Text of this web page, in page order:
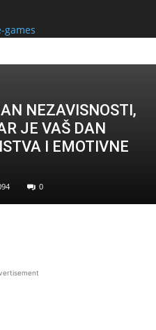
NEZAVISNOSTI,
JE VAŠ DAN
I EMOTIVNE
0